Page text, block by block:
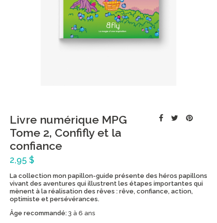
Livre numérique MPG
Tome 2, Confifly et la
confiance
2,95 $
La collection mon papillon-guide présente des héros papillons
vivant des aventures qui illustrent les étapes importantes qui
mènent à la réalisation des rêves : rêve, confiance, action,
optimiste et persévérances.
Âge recommandé: 3 à 6 ans